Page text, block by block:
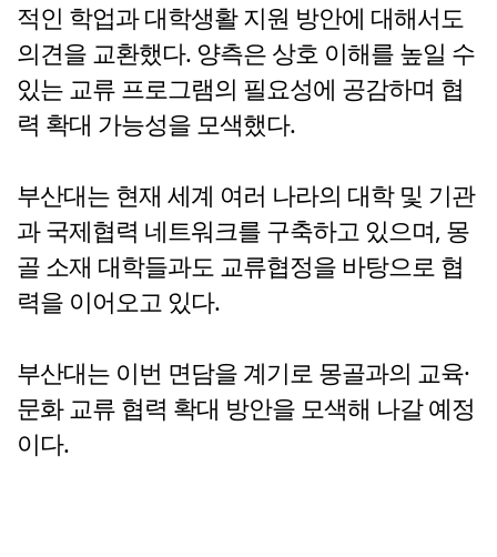
적인 학업과 대학생활 지원 방안에 대해서도
의견을 교환했다. 양측은 상호 이해를 높일 수
있는 교류 프로그램의 필요성에 공감하며 협
력 확대 가능성을 모색했다.
부산대는 현재 세계 여러 나라의 대학 및 기관
과 국제협력 네트워크를 구축하고 있으며, 몽
골 소재 대학들과도 교류협정을 바탕으로 협
력을 이어오고 있다.
부산대는 이번 면담을 계기로 몽골과의 교육·
문화 교류 협력 확대 방안을 모색해 나갈 예정
이다.